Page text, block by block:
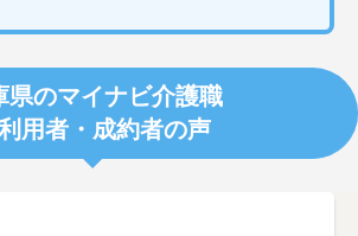
県のマイナビ介護職
用者・成約者の声